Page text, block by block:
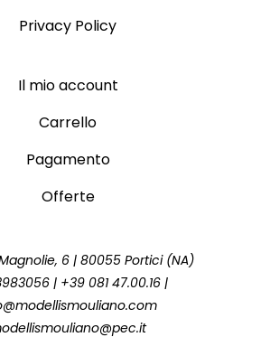
Privacy Policy
Il mio account
Carrello
Pagamento
Offerte
6 | 80055 Portici (NA)
| +39 081 47.00.16 |